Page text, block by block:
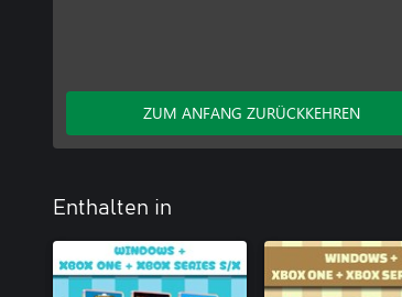
ZUM ANFANG ZURÜCKKEHREN
Enthalten in